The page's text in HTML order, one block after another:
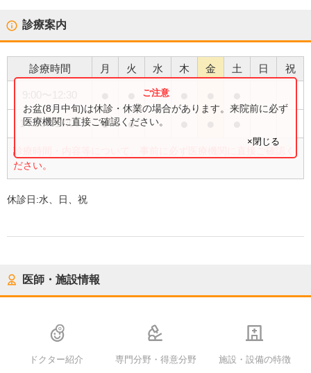
診療案内
診療時間 月 火 水 木 金 土 日 祝
14:00〜17:00 ● ●
診療時間・内容等について、事前に必ず医療機関に直接ご確認く
ださい。
お盆(8月中旬)は休診・休業の場合があります。来院前に必ず
医療機関に直接ご確認ください。
×閉じる
休診日:水、日、祝
医師・施設情報
ドクター紹介 専門分野・得意分野 施設・設備の特徴